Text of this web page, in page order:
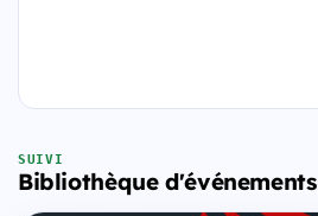
SUIVI
Bibliothèque d'événements